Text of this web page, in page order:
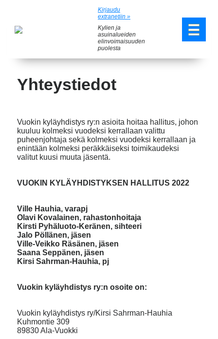
Kirjaudu
extranetiin »
Kylien ja
asuinalueiden
elinvoimaisuuden
puolesta
Yhteystiedot
Vuokin kyläyhdistys ry:n asioita hoitaa hallitus, johon
kuuluu kolmeksi vuodeksi kerrallaan valittu
puheenjohtaja sekä kolmeksi vuodeksi kerrallaan ja
enintään kolmeksi peräkkäiseksi toimikaudeksi
valitut kuusi muuta jäsentä.
VUOKIN KYLÄYHDISTYKSEN HALLITUS 2022
Ville Hauhia, varapj
Olavi Kovalainen, rahastonhoitaja
Kirsti Pyhäluoto-Keränen, sihteeri
Jalo Pöllänen, jäsen
Ville-Veikko Räsänen, jäsen
Saana Seppänen, jäsen
Kirsi Sahrman-Hauhia, pj
Vuokin kyläyhdistys ry:n osoite on:
Vuokin kyläyhdistys ry/Kirsi Sahrman-Hauhia
Kuhmontie 309
89830 Ala-Vuokki